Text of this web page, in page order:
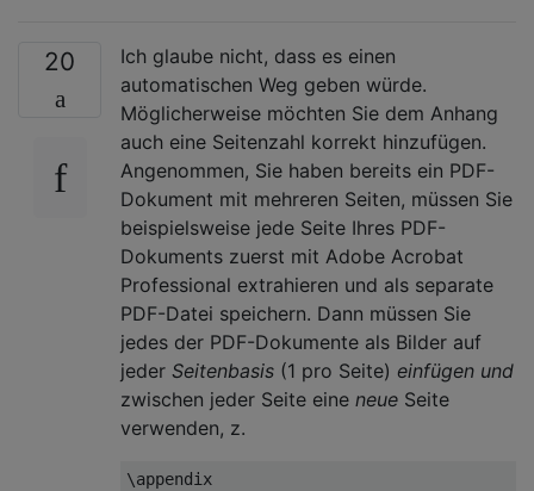
20
Ich glaube nicht, dass es einen
automatischen Weg geben würde.
Möglicherweise möchten Sie dem Anhang
auch eine Seitenzahl korrekt hinzufügen.
Angenommen, Sie haben bereits ein PDF-
Dokument mit mehreren Seiten, müssen Sie
beispielsweise jede Seite Ihres PDF-
Dokuments zuerst mit Adobe Acrobat
Professional extrahieren und als separate
PDF-Datei speichern. Dann müssen Sie
jedes der PDF-Dokumente als Bilder auf
jeder Seitenbasis (1 pro Seite) einfügen und
zwischen jeder Seite eine neue Seite
verwenden, z.
\appendix